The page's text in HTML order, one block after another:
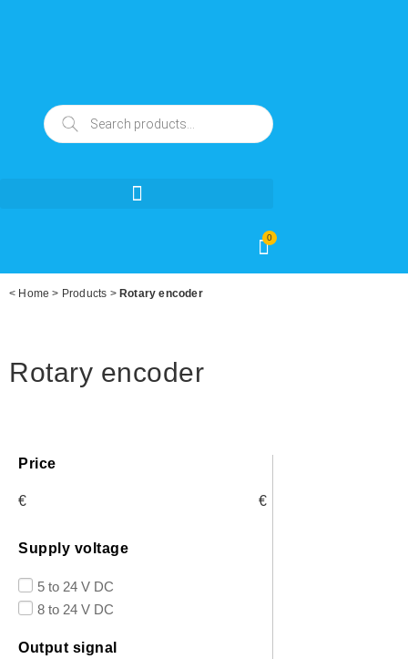
0
< Home > Products > Rotary encoder
Rotary encoder
Price
€ €
Supply voltage
5 to 24 V DC
8 to 24 V DC
Output signal